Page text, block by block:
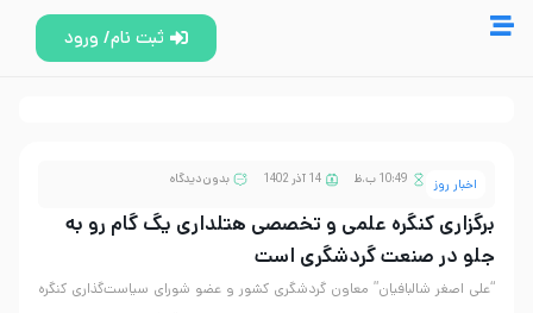
ثبت نام/ ورود
اخبار روز 10:49 ب.ظ 14 آذر 1402 بدون دیدگاه
برگزاری کنگره علمی و تخصصی هتلداری یگ گام رو به
جلو در صنعت گردشگری است
“علی اصغر شالبافیان” معاون گردشگری کشور و عضو شورای سیاست‌گذاری کنگره